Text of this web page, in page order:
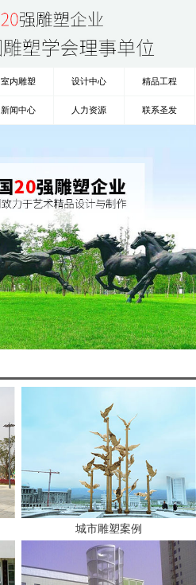
室内雕塑 设计中心 精品工程
新闻中心 人力资源 联系圣发
城市雕塑案例